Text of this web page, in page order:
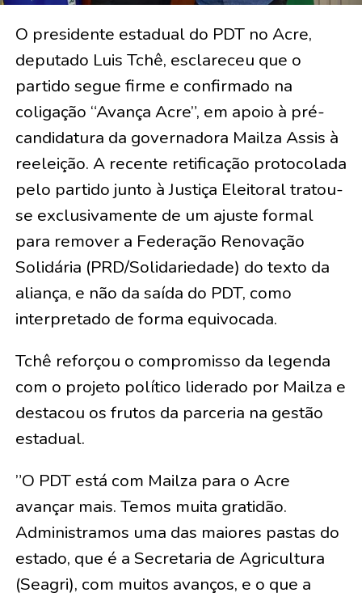
O presidente estadual do PDT no Acre,
deputado Luis Tchê, esclareceu que o
partido segue firme e confirmado na
coligação “Avança Acre”, em apoio à pré-
candidatura da governadora Mailza Assis à
reeleição. A recente retificação protocolada
pelo partido junto à Justiça Eleitoral tratou-
se exclusivamente de um ajuste formal
para remover a Federação Renovação
Solidária (PRD/Solidariedade) do texto da
aliança, e não da saída do PDT, como
interpretado de forma equivocada.
​Tchê reforçou o compromisso da legenda
com o projeto político liderado por Mailza e
destacou os frutos da parceria na gestão
estadual.
​”O PDT está com Mailza para o Acre
avançar mais. Temos muita gratidão.
Administramos uma das maiores pastas do
estado, que é a Secretaria de Agricultura
(Seagri), com muitos avanços, e o que a